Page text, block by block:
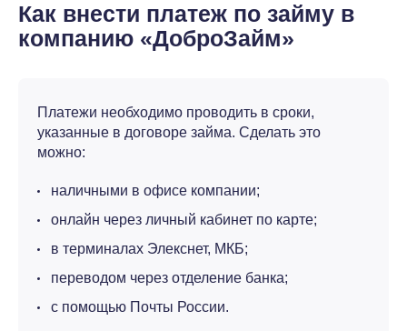
Как внести платеж по займу в
компанию «ДоброЗайм»
Платежи необходимо проводить в сроки,
указанные в договоре займа. Сделать это
можно:
наличными в офисе компании;
онлайн через личный кабинет по карте;
в терминалах Элекснет, МКБ;
переводом через отделение банка;
с помощью Почты России.